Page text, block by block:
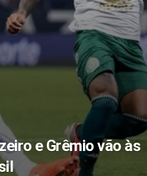
e Grêmio vão às